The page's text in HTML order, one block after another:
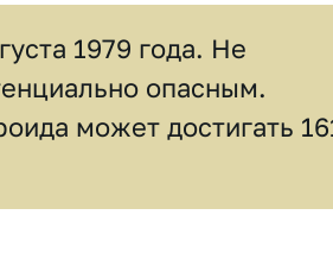
1979 года. Не
опасным.
может достигать